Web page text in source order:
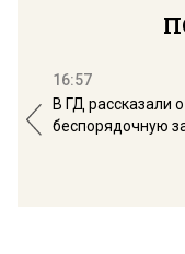
16:57
В ГД рассказали
беспорядочную